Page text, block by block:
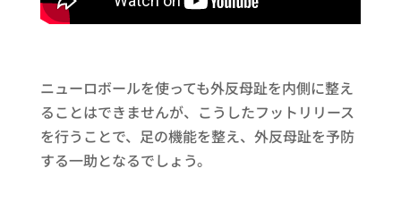
ニューロボールを使っても外反母趾を内側に整え
ることはできませんが、こうしたフットリリース
を行うことで、足の機能を整え、外反母趾を予防
する一助となるでしょう。